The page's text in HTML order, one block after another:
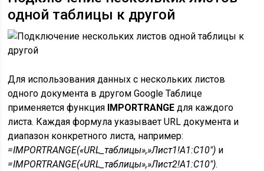
одной таблицы к другой
Для использования данных с нескольких листов
одного документа в другом Google Таблице
применяется функция IMPORTRANGE для каждого
листа. Каждая формула указывает URL документа и
диапазон конкретного листа, например:
=IMPORTRANGE(«URL_таблицы»,»Лист1!A1:C10″) и
=IMPORTRANGE(«URL_таблицы»,»Лист2!A1:C10″).